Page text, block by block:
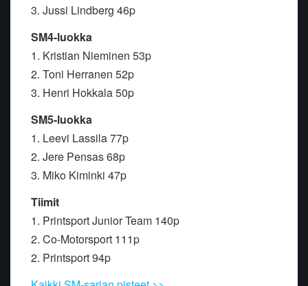
3. Jussi Lindberg 46p
SM4-luokka
1. Kristian Nieminen 53p
2. Toni Herranen 52p
3. Henri Hokkala 50p
SM5-luokka
1. Leevi Lassila 77p
2. Jere Pensas 68p
3. Miko Kiminki 47p
Tiimit
1. Printsport Junior Team 140p
2. Co-Motorsport 111p
2. Printsport 94p